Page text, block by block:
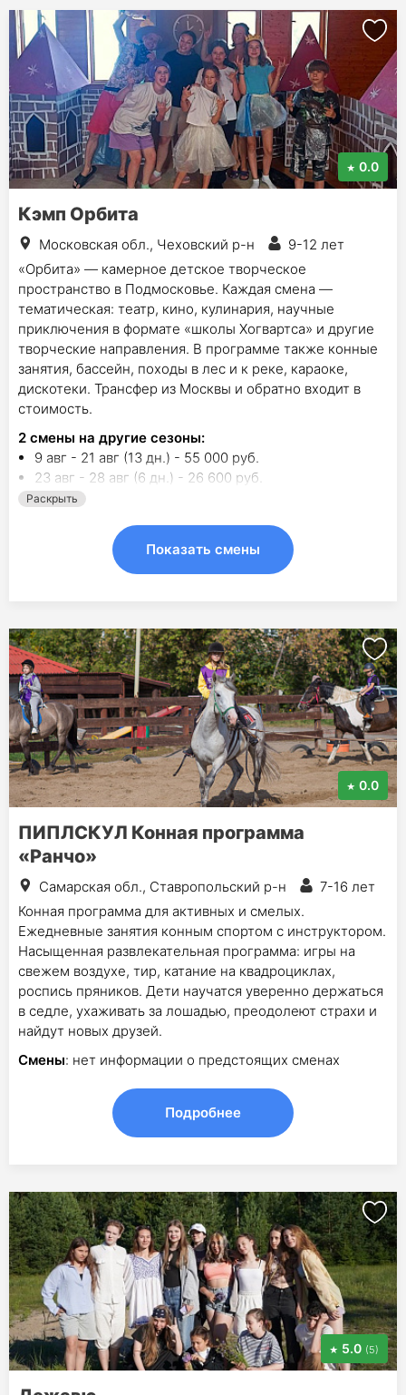
0.0
Кэмп Орбита
Московская обл., Чеховский р-н
9-12 лет
«Орбита» — камерное детское творческое
пространство в Подмосковье. Каждая смена —
тематическая: театр, кино, кулинария, научные
приключения в формате «школы Хогвартса» и другие
творческие направления. В программе также конные
занятия, бассейн, походы в лес и к реке, караоке,
дискотеки. Трансфер из Москвы и обратно входит в
стоимость.
2 смены на другие сезоны:
9 авг - 21 авг (13 дн.) - 55 000 руб.
23 авг - 28 авг (6 дн.) - 26 600 руб.
Раскрыть
Показать смены
0.0
ПИПЛСКУЛ Конная программа
«Ранчо»
Самарская обл., Ставропольский р-н
7-16 лет
Конная программа для активных и смелых.
Ежедневные занятия конным спортом с инструктором.
Насыщенная развлекательная программа: игры на
свежем воздухе, тир, катание на квадроциклах,
роспись пряников. Дети научатся уверенно держаться
в седле, ухаживать за лошадью, преодолеют страхи и
найдут новых друзей.
Смены: нет информации о предстоящих сменах
Подробнее
5.0 (5)